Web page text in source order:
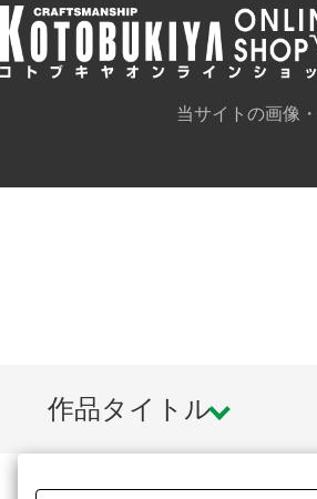
当サイトの画像
作品タイトル